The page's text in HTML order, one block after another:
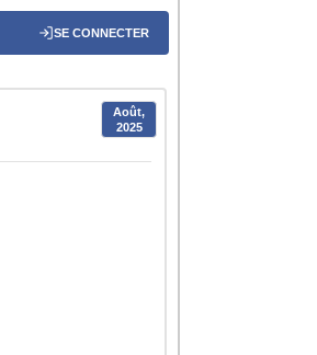
SE CONNECTER
Août,
2025